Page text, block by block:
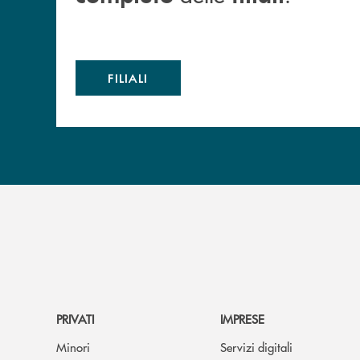
FILIALI
PRIVATI
Minori
IMPRESE
Servizi digitali